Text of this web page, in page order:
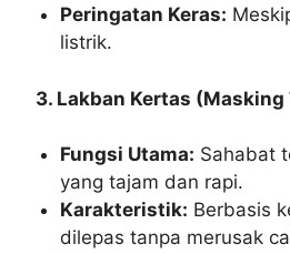
Peringatan Keras:
listrik.
3. Lakban Kertas (Masking
Fungsi Utama: Sahabat
yang tajam dan rapi.
Karakteristik: Berbasis
dilepas tanpa merusak